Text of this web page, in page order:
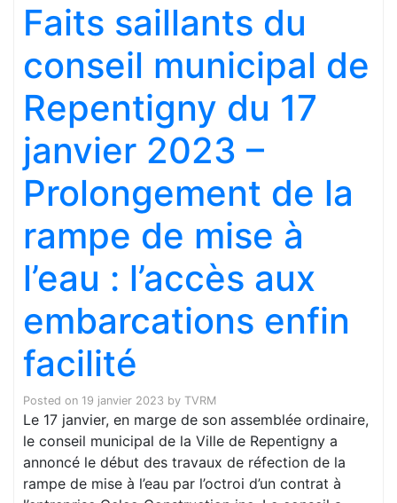
Faits saillants du
conseil municipal de
Repentigny du 17
janvier 2023 –
Prolongement de la
rampe de mise à
l’eau : l’accès aux
embarcations enfin
facilité
Posted on 19 janvier 2023 by TVRM
Le 17 janvier, en marge de son assemblée ordinaire,
le conseil municipal de la Ville de Repentigny a
annoncé le début des travaux de réfection de la
rampe de mise à l’eau par l’octroi d’un contrat à